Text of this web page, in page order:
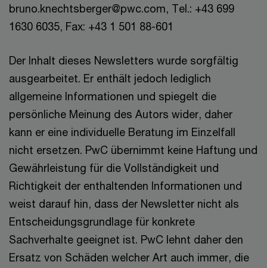
bruno.knechtsberger@pwc.com, Tel.: +43 699
1630 6035, Fax: +43 1 501 88-601
Der Inhalt dieses Newsletters wurde sorgfältig
ausgearbeitet. Er enthält jedoch lediglich
allgemeine Informationen und spiegelt die
persönliche Meinung des Autors wider, daher
kann er eine individuelle Beratung im Einzelfall
nicht ersetzen. PwC übernimmt keine Haftung und
Gewährleistung für die Vollständigkeit und
Richtigkeit der enthaltenden Informationen und
weist darauf hin, dass der Newsletter nicht als
Entscheidungsgrundlage für konkrete
Sachverhalte geeignet ist. PwC lehnt daher den
Ersatz von Schäden welcher Art auch immer, die